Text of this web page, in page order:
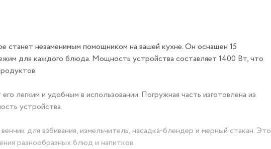
незаменимым помощником на вашей кухне. Он оснащен 15
для каждого блюда. Мощность устройства составляет 1400 Вт, что
легким и удобным в использовании. Погружная часть изготовлена из
устройства.
для взбивания, измельчитель, насадка-блендер и мерный стакан. Это
разнообразных блюд и напитков.